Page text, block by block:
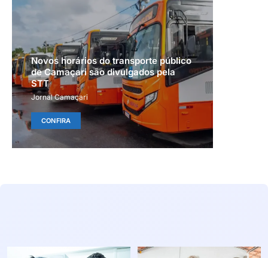
Novos horários do transporte público
de Camaçari são divulgados pela
STT
Jornal Camaçari
CONFIRA